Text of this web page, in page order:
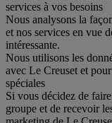
services à vos besoins
Nous analysons la
et nos services en vue
intéressante.
Nous utilisons les
avec Le Creuset et
spéciales
Si vous décidez de
groupe et de recevoir